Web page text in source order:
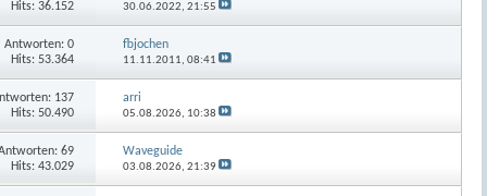
Hits: 36.152 30.06.2022,21:55
Antworten: 0
Hits: 53.364
fbjochen
11.11.2011,08:41
137
Hits: 50.490
arri
05.08.2026, 10:38
69
Hits: 43.029
Waveguide
03.08.2026,21:39